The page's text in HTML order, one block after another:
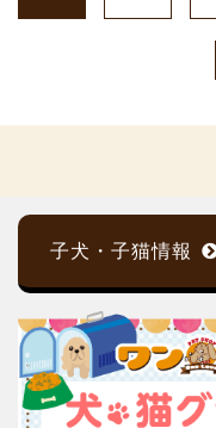
子犬・子猫情報